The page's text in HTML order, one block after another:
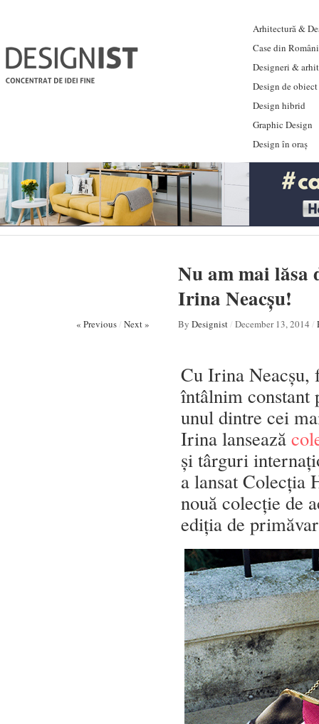
Arhitectură &
Case din
Designeri &
Design de obiect
Design hibrid
Graphic Design
Design în oraș
Nu am mai lăsa
Irina Neacșu!
« Previous/ Next » By Designist/ December 13, 2014 /
Cu Irina Neacșu,
întâlnim constant
unul dintre cei
Irina lansează
și târguri
a lansat Colecția
nouă colecție de
ediția de